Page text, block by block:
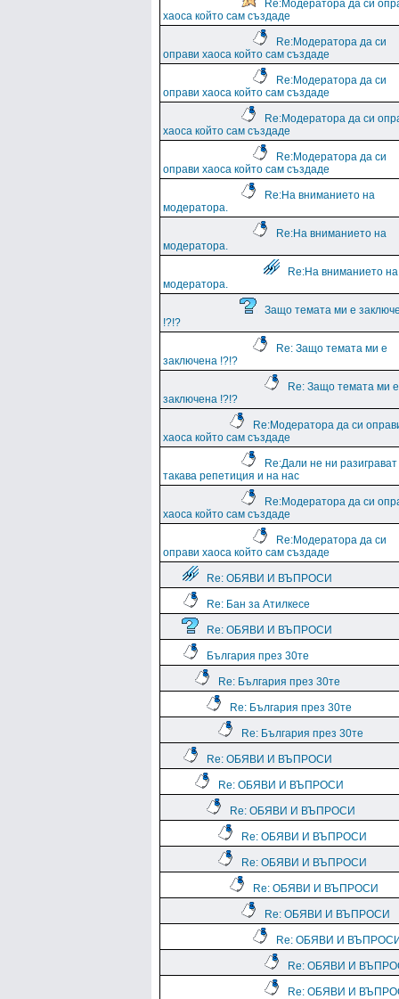
Re:Модератора да си
хаоса който сам създаде
Re:Модератора да си
оправи хаоса който сам създаде
Re:Модератора да си
оправи хаоса който сам създаде
Re:Модератора да си
хаоса който сам създаде
Re:Модератора да си
оправи хаоса който сам създаде
Re:На вниманието на
модератора.
Re:На вниманието на
модератора.
Re:На вниманието на
модератора.
Защо темата ми е
!?!?
Re: Защо темата ми е
заключена !?!?
Re: Защо темата ми е
заключена !?!?
Re:Модератора да си
хаоса който сам създаде
Re:Дали не ни разиграват
такава репетиция и на нас
Re:Модератора да си
хаоса който сам създаде
Re:Модератора да си
оправи хаоса който сам създаде
Re: ОБЯВИ И ВЪПРОСИ
Re: Бан за Атилкесе
Re: ОБЯВИ И ВЪПРОСИ
България през 30те
Re: България през 30те
Re: България през 30те
Re: България през 30те
Re: ОБЯВИ И ВЪПРОСИ
Re: ОБЯВИ И ВЪПРОСИ
Re: ОБЯВИ И ВЪПРОСИ
Re: ОБЯВИ И ВЪПРОСИ
Re: ОБЯВИ И ВЪПРОСИ
Re: ОБЯВИ И ВЪПРОСИ
Re: ОБЯВИ И ВЪПРОСИ
Re: ОБЯВИ И
Re: ОБЯВИ И
Re: ОБЯВИ И